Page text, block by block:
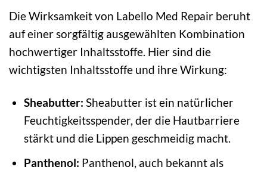
Die Wirksamkeit von Labello Med Repair beruht
auf einer sorgfältig ausgewählten Kombination
hochwertiger Inhaltsstoffe. Hier sind die
wichtigsten Inhaltsstoffe und ihre Wirkung:
Sheabutter: Sheabutter ist ein natürlicher
Feuchtigkeitsspender, der die Hautbarriere
stärkt und die Lippen geschmeidig macht.
Panthenol: Panthenol, auch bekannt als